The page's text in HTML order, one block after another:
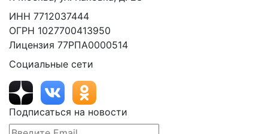
ИНН 7712037444
ОГРН 1027700413950
Лицензия 77РПА0000514
Социальные сети
Подписаться на новости